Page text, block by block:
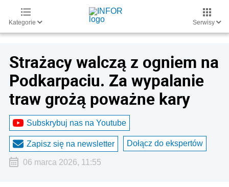
Kategorie Serwisy
Strażacy walczą z ogniem na
Podkarpaciu. Za wypalanie
traw grożą poważne kary
Subskrybuj nas na Youtube
Zapisz się na newsletter Dołącz do ekspertów
06 marca 2026, 11:55